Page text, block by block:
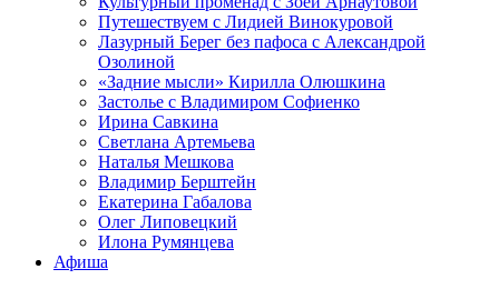
Путешествуем с Лидией Винокуровой
Лазурный Берег без пафоса с Александрой
Озолиной
«Задние мысли» Кирилла Олюшкина
Застолье с Владимиром Софиенко
Ирина Савкина
Светлана Артемьева
Наталья Мешкова
Владимир Берштейн
Екатерина Габалова
Олег Липовецкий
Илона Румянцева
Афиша